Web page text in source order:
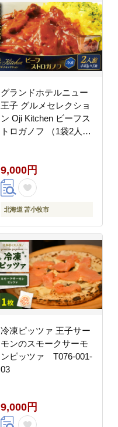
グランドホテルニュー
王子 グルメセレクショ
ン Oji Kitchen ビーフス
トロガノフ （1袋2人
9,000円
北海道 苫小牧市
冷凍ピッツァ 王子サー
モンのスモークサーモ
ンピッツァ T076-001-
03
9,000円